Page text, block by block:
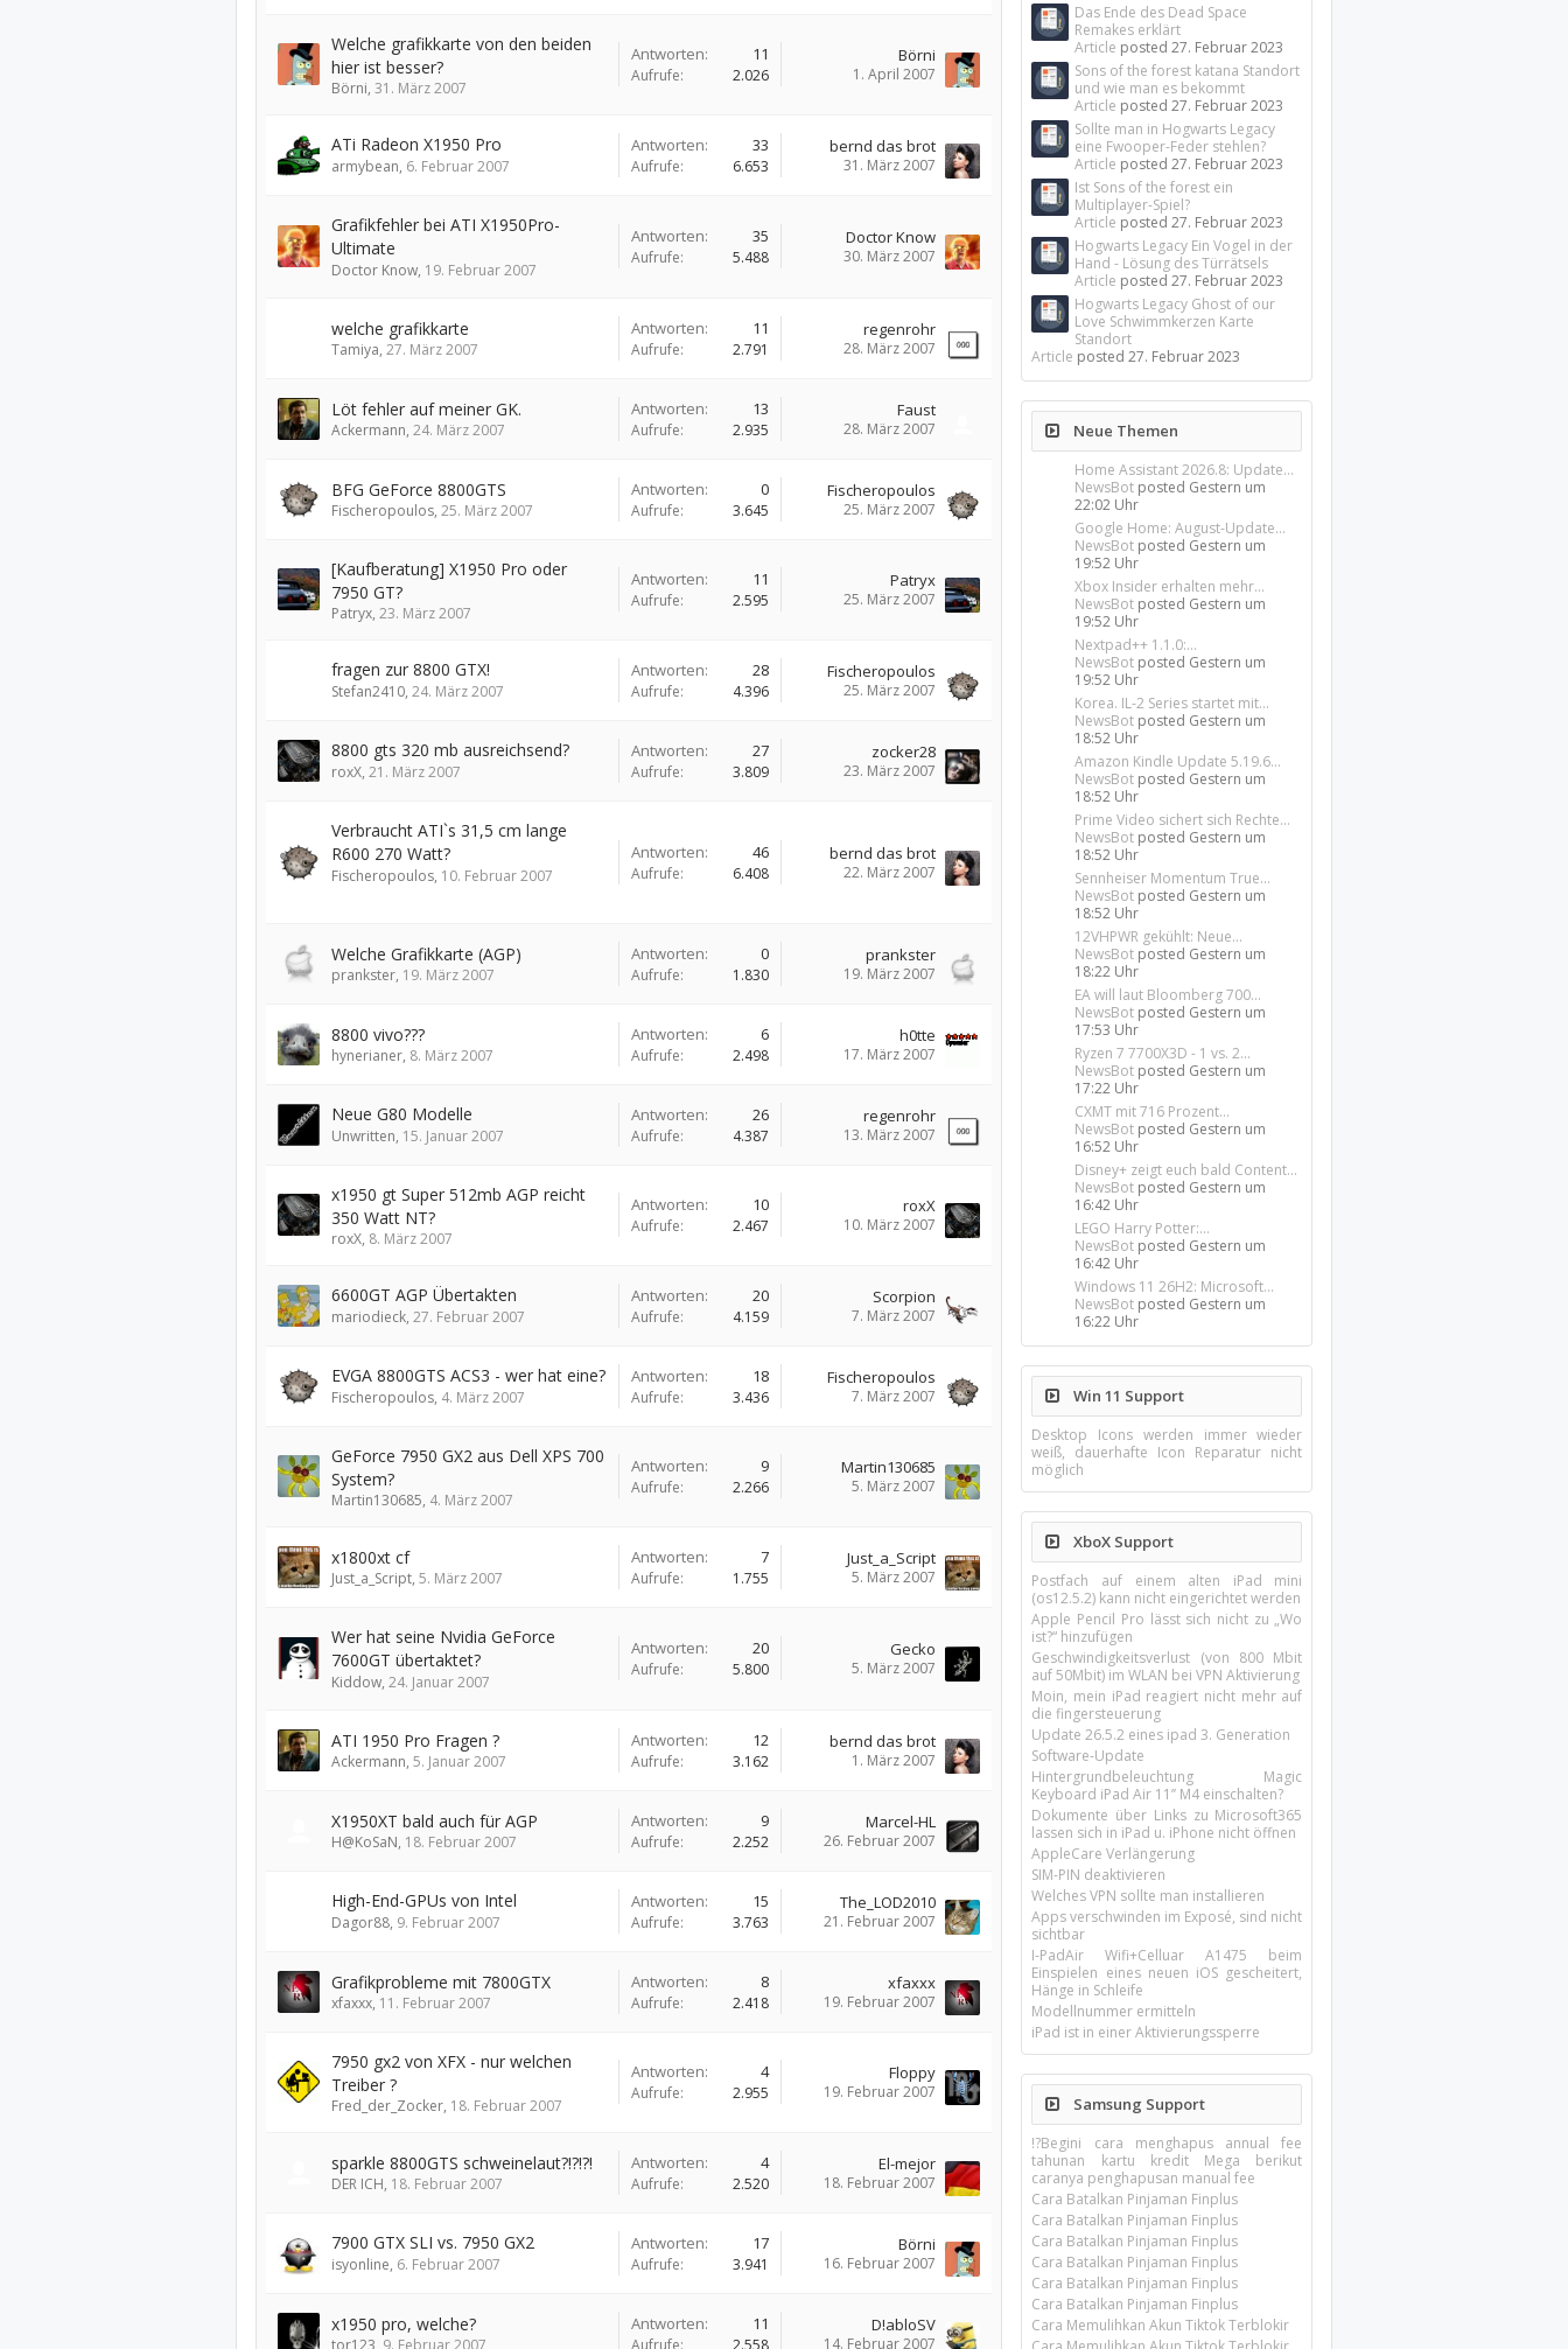
Welche grafikkarte von den beiden
hier ist besser?
Börni, 31. März 2007
Antworten: 11
Aufrufe: 2.026
Börni
1. April 2007
ATi Radeon X1950 Pro
armybean, 6. Februar 2007
Antworten: 33
Aufrufe: 6.653
bernd das brot
31. März 2007
Grafikfehler bei ATI X1950Pro-
Ultimate
Doctor Know, 19. Februar 2007
Antworten: 35
Aufrufe: 5.488
Doctor Know
30. März 2007
welche grafikkarte
Tamiya, 27. März 2007
Antworten: 11
Aufrufe: 2.791
regenrohr
28. März 2007
Löt fehler auf meiner GK.
Ackermann, 24. März 2007
Antworten: 13
Aufrufe: 2.935
Faust
28. März 2007
BFG GeForce 8800GTS
Fischeropoulos, 25. März 2007
Antworten: 0
Aufrufe: 3.645
Fischeropoulos
25. März 2007
[Kaufberatung] X1950 Pro oder
7950 GT?
Patryx, 23. März 2007
Antworten: 11
Aufrufe: 2.595
Patryx
25. März 2007
fragen zur 8800 GTX!
Stefan2410, 24. März 2007
Antworten: 28
Aufrufe: 4.396
Fischeropoulos
25. März 2007
8800 gts 320 mb ausreichsend?
roxX, 21. März 2007
Antworten: 27
Aufrufe: 3.809
zocker28
23. März 2007
Verbraucht ATI`s 31,5 cm lange
R600 270 Watt?
Fischeropoulos, 10. Februar 2007
Antworten: 46
Aufrufe: 6.408
bernd das brot
22. März 2007
Welche Grafikkarte (AGP)
prankster, 19. März 2007
Antworten: 0
Aufrufe: 1.830
prankster
19. März 2007
8800 vivo???
hynerianer, 8. März 2007
Antworten: 6
Aufrufe: 2.498
h0tte
17. März 2007
Neue G80 Modelle
Unwritten, 15. Januar 2007
Antworten: 26
Aufrufe: 4.387
regenrohr
13. März 2007
x1950 gt Super 512mb AGP reicht
350 Watt NT?
roxX, 8. März 2007
Antworten: 10
Aufrufe: 2.467
roxX
10. März 2007
6600GT AGP Übertakten
mariodieck, 27. Februar 2007
Antworten: 20
Aufrufe: 4.159
Scorpion
7. März 2007
EVGA 8800GTS ACS3 - wer hat eine?
Fischeropoulos, 4. März 2007
Antworten: 18
Aufrufe: 3.436
Fischeropoulos
7. März 2007
GeForce 7950 GX2 aus Dell XPS 700
System?
Martin130685, 4. März 2007
Antworten: 9
Aufrufe: 2.266
Martin130685
5. März 2007
x1800xt cf
Just_a_Script, 5. März 2007
Antworten: 7
Aufrufe: 1.755
Just_a_Script
5. März 2007
Wer hat seine Nvidia GeForce
7600GT übertaktet?
Kiddow, 24. Januar 2007
Antworten: 20
Aufrufe: 5.800
Gecko
5. März 2007
ATI 1950 Pro Fragen ?
Ackermann, 5. Januar 2007
Antworten: 12
Aufrufe: 3.162
bernd das brot
1. März 2007
X1950XT bald auch für AGP
H@KoSaN, 18. Februar 2007
Antworten: 9
Aufrufe: 2.252
Marcel-HL
26. Februar 2007
High-End-GPUs von Intel
Dagor88, 9. Februar 2007
Antworten: 15
Aufrufe: 3.763
The_LOD2010
21. Februar 2007
Grafikprobleme mit 7800GTX
xfaxxx, 11. Februar 2007
Antworten: 8
Aufrufe: 2.418
xfaxxx
19. Februar 2007
7950 gx2 von XFX - nur welchen
Treiber ?
Fred_der_Zocker, 18. Februar 2007
Antworten: 4
Aufrufe: 2.955
Floppy
19. Februar 2007
sparkle 8800GTS schweinelaut?!?!?!
DER ICH, 18. Februar 2007
Antworten: 4
Aufrufe: 2.520
El-mejor
18. Februar 2007
7900 GTX SLI vs. 7950 GX2
isyonline, 6. Februar 2007
Antworten: 17
Aufrufe: 3.941
Börni
16. Februar 2007
x1950 pro, welche?
tor123 9. Februar 2007
Antworten: 11
Aufrufe: 2.558
D!abloSV
14. Februar 2007
Das Ende des Dead Space
Remakes erklärt
Article posted27. Februar 2023
Sons of the forest katana Standort
und wie man es bekommt
Article posted27. Februar 2023
Sollte man in Hogwarts Legacy
eine Fwooper-Feder stehlen?
Article posted27. Februar 2023
Ist Sons of the forest ein
Multiplayer-Spiel?
Article posted27. Februar 2023
Hogwarts Legacy Ein Vogel in der
Hand - Lösung des Türrätsels
Article posted27. Februar 2023
Hogwarts Legacy Ghost of our
Love Schwimmkerzen Karte
Standort
Article posted27. Februar 2023
Neue Themen
Home Assistant 2026.8: Update...
NewsBot posted Gestern um
22:02 Uhr
Google Home: August-Update...
NewsBot posted Gestern um
19:52 Uhr
Xbox Insider erhalten mehr...
NewsBot posted Gestern um
19:52 Uhr
Nextpad++ 1.1.0:...
NewsBot posted Gestern um
19:52 Uhr
Korea. IL-2 Series startet mit...
NewsBot posted Gestern um
18:52 Uhr
Amazon Kindle Update 5.19.6...
NewsBot posted Gestern um
18:52 Uhr
Prime Video sichert sich Rechte...
NewsBot posted Gestern um
18:52 Uhr
Sennheiser Momentum True...
NewsBot posted Gestern um
18:52 Uhr
12VHPWR gekühlt: Neue...
NewsBot posted Gestern um
18:22 Uhr
EA will laut Bloomberg 700...
NewsBot posted Gestern um
17:53 Uhr
Ryzen 7 7700X3D - 1 vs. 2...
NewsBot posted Gestern um
17:22 Uhr
CXMT mit 716 Prozent...
NewsBot posted Gestern um
16:52 Uhr
Disney+ zeigt euch bald Content...
NewsBot posted Gestern um
16:42 Uhr
LEGO Harry Potter:...
NewsBot posted Gestern um
16:42 Uhr
Windows 11 26H2: Microsoft...
NewsBot posted Gestern um
16:22 Uhr
Win 11 Support
Desktop Icons werden immer wieder
weiß, dauerhafte Icon Reparatur nicht
möglich
XboX Support
Postfach auf einem alten iPad mini
(os12.5.2) kann nicht eingerichtet werden
Apple Pencil Pro lässt sich nicht zu „Wo
ist?“ hinzufügen
Geschwindigkeitsverlust (von 800 Mbit
auf 50Mbit) im WLAN bei VPN Aktivierung
Moin, mein iPad reagiert nicht mehr auf
die fingersteuerung
Update 26.5.2 eines ipad 3. Generation
Software-Update
Hintergrundbeleuchtung Magic
Keyboard iPad Air 11’’ M4 einschalten?
Dokumente über Links zu Microsoft365
lassen sich in iPad u. iPhone nicht öffnen
AppleCare Verlängerung
SIM-PIN deaktivieren
Welches VPN sollte man installieren
Apps verschwinden im Exposé, sind nicht
sichtbar
I-PadAir Wifi+Celluar A1475 beim
Einspielen eines neuen iOS gescheitert,
Hänge in Schleife
Modellnummer ermitteln
iPad ist in einer Aktivierungssperre
Samsung Support
!?Begini cara menghapus annual fee
tahunan kartu kredit Mega berikut
caranya penghapusan manual fee
Cara Batalkan Pinjaman Finplus
Cara Batalkan Pinjaman Finplus
Cara Batalkan Pinjaman Finplus
Cara Batalkan Pinjaman Finplus
Cara Batalkan Pinjaman Finplus
Cara Batalkan Pinjaman Finplus
Cara Memulihkan Akun Tiktok Terblokir